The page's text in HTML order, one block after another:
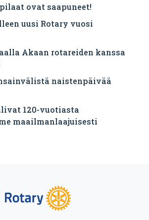
ovat saapuneet!
uusi Rotary vuosi
Akaan rotareiden kanssa
naistenpäivää
120-vuotiasta
maailmanlaajuisesti